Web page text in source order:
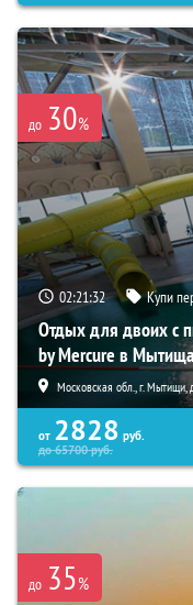
до 30%
02:21:31 Купи
Отдых для двоих с
by Mercure в
Московская обл., г. Мытищи,
от 2828 руб.
до65700руб.
до 35%